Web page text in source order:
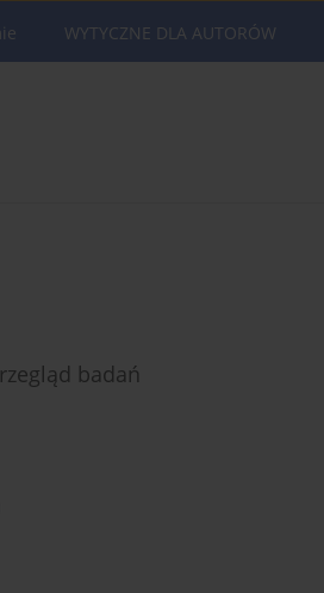
WYTYCZNE DLA AUTORÓW
badań